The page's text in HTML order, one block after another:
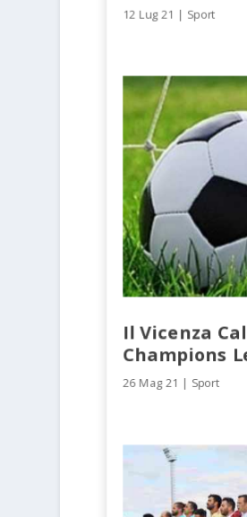
12 Lug 21 | Sport
Il Vicenza
Champions
26 Mag 21 | Sport